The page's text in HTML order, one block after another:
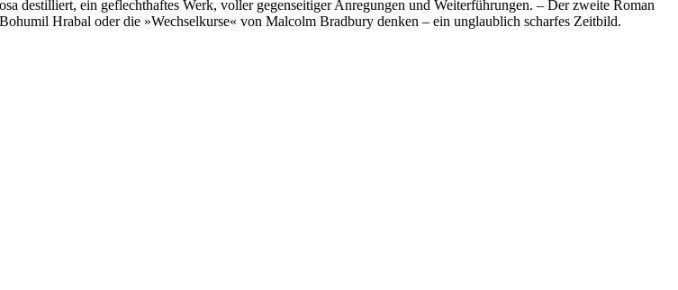
destilliert, ein geflechthaftes Werk, voller gegenseitiger Anregungen und Weiterführungen. – Der zweite Roman
Hrabal oder die »Wechselkurse« von Malcolm Bradbury denken – ein unglaublich scharfes Zeitbild.